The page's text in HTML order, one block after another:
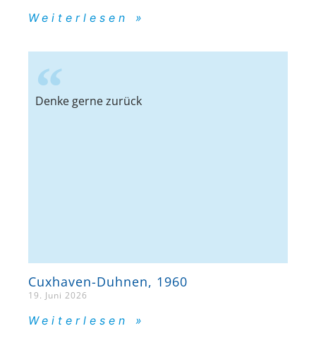
Weiterlesen »
Cuxhaven-Duhnen, 1960
19. Juni 2026
Denke gerne zurück
Weiterlesen »